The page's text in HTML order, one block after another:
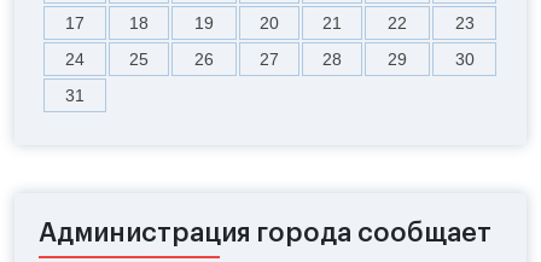
17
18 19 20 21 22
23
24
25 26 27 28 29
30
31
Администрация города сообщает